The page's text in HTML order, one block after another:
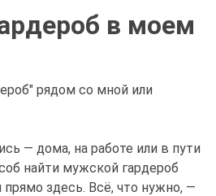
в моем
рядом со мной или
— дома, на работе или в пути
найти мужской гардероб
прямо здесь. Всё, что нужно, —